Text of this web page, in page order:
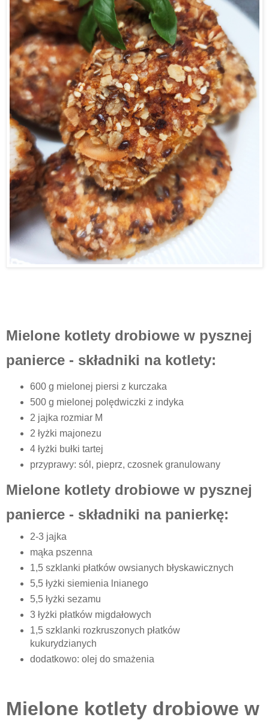
Mielone kotlety drobiowe w pysznej
panierce - składniki na kotlety:
600 g mielonej piersi z kurczaka
500 g mielonej polędwiczki z indyka
2 jajka rozmiar M
2 łyżki majonezu
4 łyżki bułki tartej
przyprawy: sól, pieprz, czosnek granulowany
Mielone kotlety drobiowe w pysznej
panierce - składniki na panierkę:
2-3 jajka
mąka pszenna
1,5 szklanki płatków owsianych błyskawicznych
5,5 łyżki siemienia lnianego
5,5 łyżki sezamu
3 łyżki płatków migdałowych
1,5 szklanki rozkruszonych płatków
kukurydzianych
dodatkowo: olej do smażenia
Mielone kotlety drobiowe w